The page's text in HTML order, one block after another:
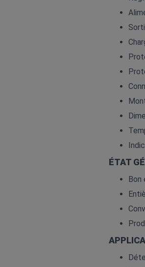
ÉTAT
Bon